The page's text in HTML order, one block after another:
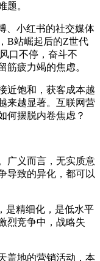
题。
、小红书的社交媒体
B站崛起后的Z世代
口不停，奋斗不
筋疲力竭的焦虑。
近饱和，获客成本越
来越显著。互联网营
何摆脱内卷焦虑？
广义而言，无实质意
导致的异化，都可以
是精细化，是低水平
烈竞争中，战略失
盖地的营销活动，本